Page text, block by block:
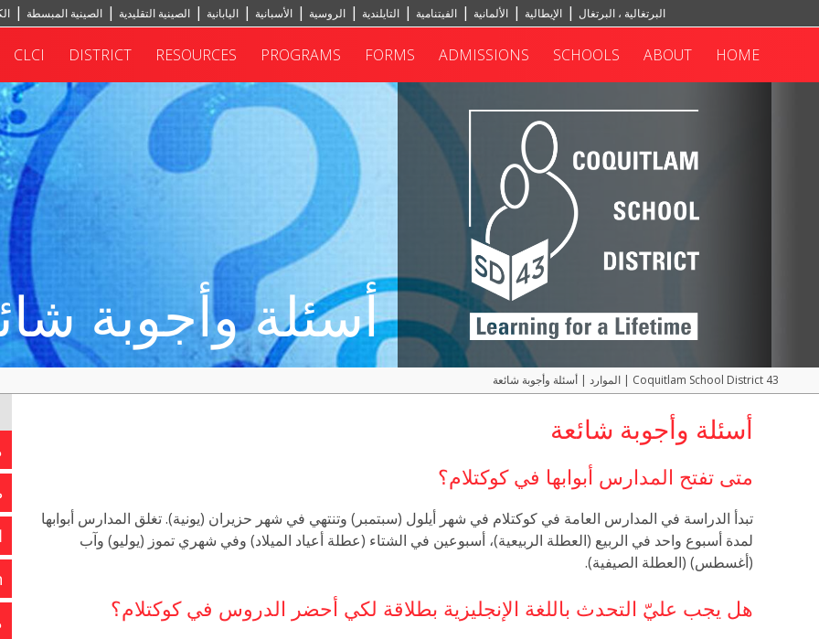
الصينية المبسطة الصينية التقليدية اليابانية الأسبانية الروسية التايلندية الفيتنامية الألمانية الإيطالية
البرتغالية ، البرتغال
HOME
ABOUT
SCHOOLS
ADMISSIONS
FORMS
PROGRAMS
RESOURCES
DISTRICT
CLCI
أسئلة وأجوبة
Coquitlam School District 43
|الموارد |أسئلة وأجوبة شائعة
أسئلة وأجوبة شائعة
متى تفتح المدارس أبوابها في كوكتلام؟
تبدأ الدراسة في المدارس العامة في كوكتلام في شهر أيلول (سبتمبر) وتنتهي في شهر حزيران (يونية). تغلق المدارس أبوابها
لمدة أسبوع واحد في الربيع (العطلة الربيعية)، أسبوعين في الشتاء (عطلة أعياد الميلاد) وفي شهري تموز (يوليو) وآب
(أغسطس) (العطلة الصيفية).
هل يجب عليّ التحدث باللغة الإنجليزية بطلاقة لكي أحضر الدروس في كوكتلام؟